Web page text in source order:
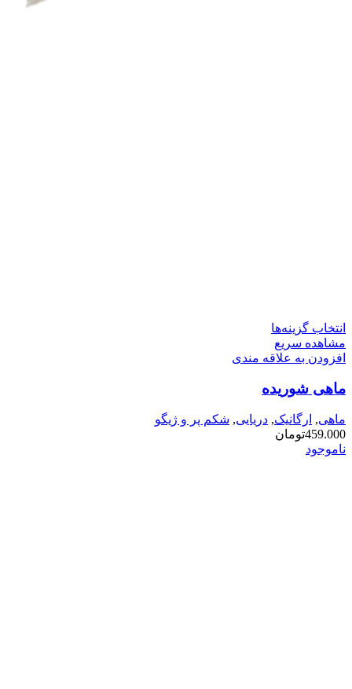
انتخاب گزینه‌ها
دارای
مختلفی
باشد.
مشاهده سریع
افزودن به علاقه مندی
ماهی شوریده
ماهی, ارگانیک, دریایی, شکم پر و ژیگو
459.000تومان
ناموجود